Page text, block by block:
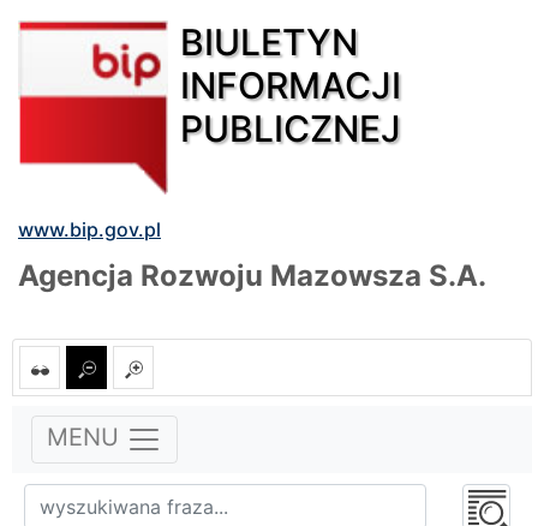
BIULETYN
INFORMACJI
PUBLICZNEJ
www.bip.gov.pl
Agencja Rozwoju Mazowsza S.A.
MENU